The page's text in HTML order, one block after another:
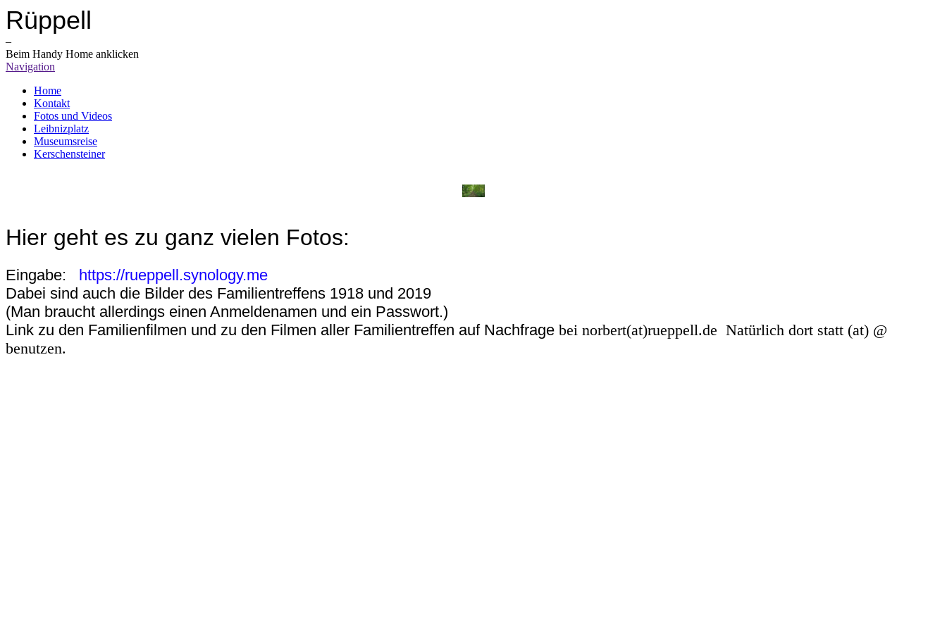
Rüppell
–
Beim Handy Home anklicken
Navigation
Home
Kontakt
Fotos und Videos
Leibnizplatz
Museumsreise
Kerschensteiner
Hier geht es zu ganz vielen Fotos:
Eingabe: https://rueppell.synology.me
Dabei sind auch die Bilder des Familientreffens 1918 und 2019
(Man braucht allerdings einen Anmeldenamen und ein Passwort.)
Link zu den Familienfilmen und zu den Filmen aller Familientreffen auf Nachfrage bei norbert(at)rueppell.de Natürlich dort statt (at) @
benutzen.